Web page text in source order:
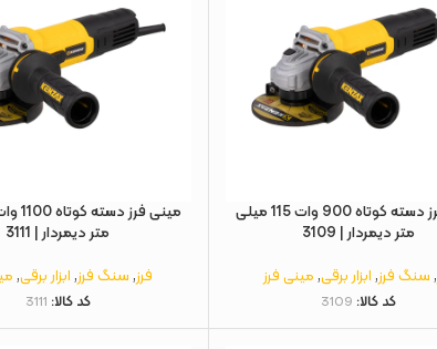
مینی فرز دسته کوتاه 900 وات 115 میلی
متر دیمردار | 3109
,سنگ فرز,ابزار برقی,مینی فرز
کد کالا: 3109
متر دیمردار | 3111
فرز,سنگ فرز,ابزار برقی,
کد کالا: 3111